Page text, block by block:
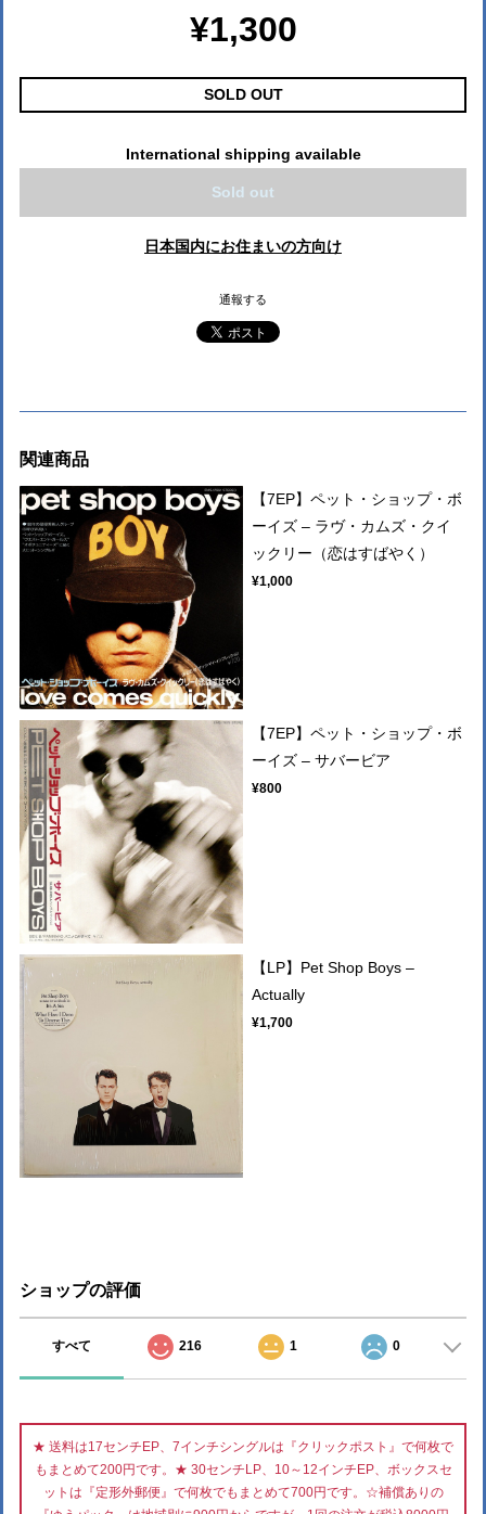
¥1,300
SOLD OUT
International shipping available
Sold out
日本国内にお住まいの方向け
通報する
関連商品
【7EP】ペット・ショップ・ボ
ーイズ – ラヴ・カムズ・クイ
ックリー（恋はすばやく）
¥1,000
【7EP】ペット・ショップ・ボ
ーイズ – サバービア
¥800
【LP】Pet Shop Boys –
Actually
¥1,700
ショップの評価
すべて 216 1 0
★ 送料は17センチEP、7インチシングルは『クリックポスト』で何枚で
もまとめて200円です。★ 30センチLP、10～12インチEP、ボックスセ
ットは『定形外郵便』で何枚でもまとめて700円です。☆補償ありの